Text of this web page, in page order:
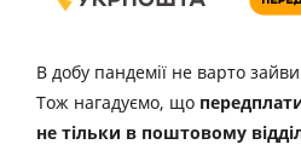
В добу пандемії не варто
Тож нагадуємо, що
не тільки в поштовому